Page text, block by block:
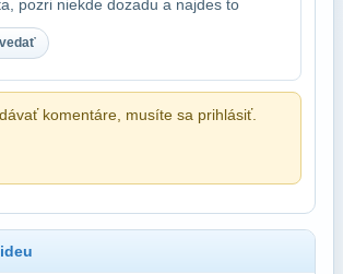
pozri niekde dozadu a najdes to
komentáre, musíte sa prihlásiť.